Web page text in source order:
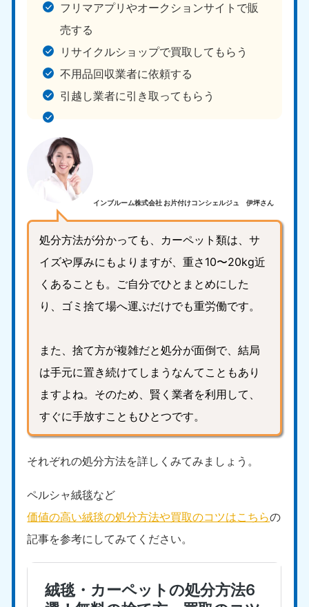
フリマアプリやオークションサイトで販
売する
リサイクルショップで買取してもらう
不用品回収業者に依頼する
引越し業者に引き取ってもらう
インブルーム株式会社 お片付けコンシェルジュ 伊坪さん
処分方法が分かっても、カーペット類は、サ
イズや厚みにもよりますが、重さ10〜20kg近
くあることも。ご自分でひとまとめにした
り、ゴミ捨て場へ運ぶだけでも重労働です。
また、捨て方が複雑だと処分が面倒で、結局
は手元に置き続けてしまうなんてこともあり
ますよね。そのため、賢く業者を利用して、
すぐに手放すこともひとつです。
それぞれの処分方法を詳しくみてみましょう。
ペルシャ絨毯など
価値の高い絨毯の処分方法や買取のコツはこちらの
記事を参考にしてみてください。
富山県
050-1881-5262
9:00〜19:00 年中無休
050-1881-5257
9:00〜19:00 年中無休
新潟県
050-1881-5263
9:00〜19:00 年中無休
大阪府
050-1881-5250
9:00〜19:00 年中無休 9:00〜19:00 年中無休
奈良県
050-1881-5249
9:00〜19:00 年中無休
三重県
050-1881-5254
9:00〜19:00 年中無休
050-1881-5253 050-1881-5252
和歌山県
050-1881-5248
9:00〜19:00 年中無休
中国
岡山県
050-1881-5146
山口県
050-1880-9900
広島県
050-1881-5144
9:00〜19:00 年中無休
050-1881-5156
9:00〜19:00 年中無休
島根県
050-1881-5145
9:00〜19:00 年中無休